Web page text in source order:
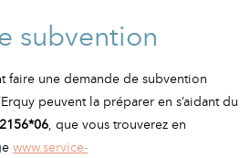
subvention
faire une demande de subvention
peuvent la préparer en s’aidant du
, que vous trouverez en
www.service-